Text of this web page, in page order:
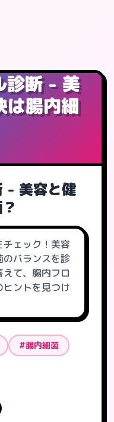
診断 - 美
は腸内細
- 美容と健
ェック！美容
のバランスを診
て、腸内フロ
ントを見つけ
#腸内細菌